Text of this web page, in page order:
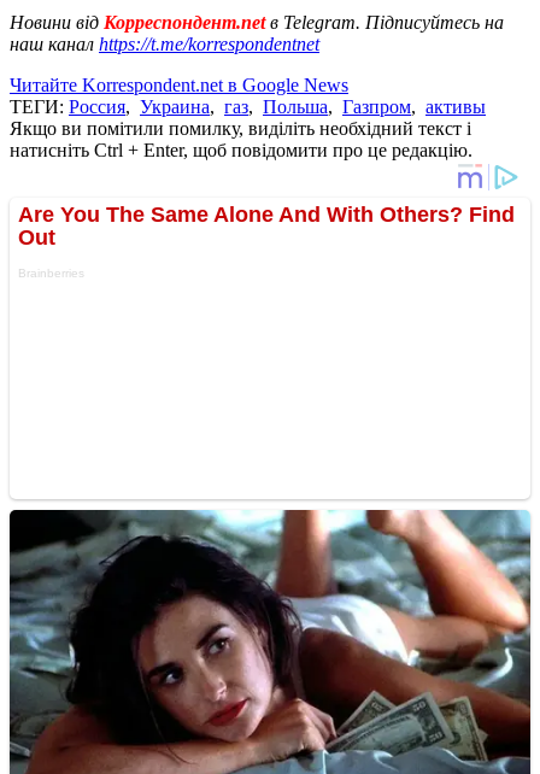
Новини від Корреспондент.netв Telegram. Підписуйтесь на
наш канал https://t.me/korrespondentnet
Читайте Korrespondent.net в Google News
ТЕГИ: Россия, Украина, газ, Польша, Газпром, активы
Якщо ви помітили помилку, виділіть необхідний текст і
натисніть Ctrl + Enter, щоб повідомити про це редакцію.